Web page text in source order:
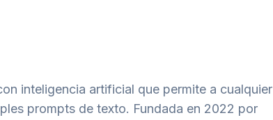
inteligencia artificial que permite a cualquier
prompts de texto. Fundada en 2022 por